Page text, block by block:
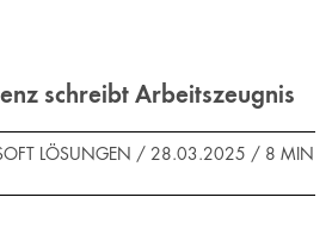
schreibt Arbeitszeugnis
LÖSUNGEN / 28.03.2025 / 8 MIN